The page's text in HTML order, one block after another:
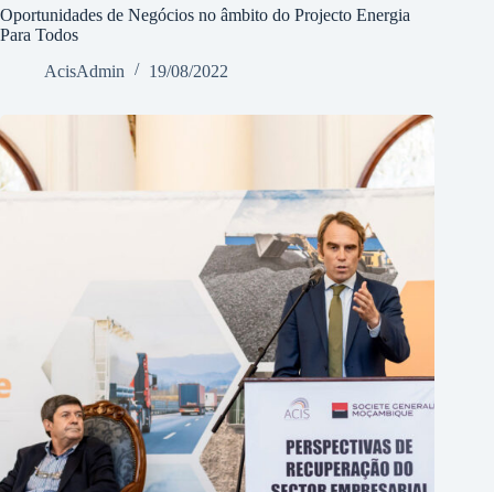
Oportunidades de Negócios no âmbito do Projecto Energia
Para Todos
AcisAdmin
19/08/2022